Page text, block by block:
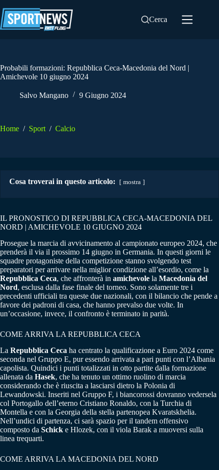
al
contenuto
Cerca
Probabili formazioni: Repubblica Ceca-Macedonia del Nord |
Amichevole 10 giugno 2024
Salvo Mangano 9 Giugno 2024
Home / Sport / Calcio
Cosa troverai in questo articolo: mostra
IL PRONOSTICO DI REPUBBLICA CECA-MACEDONIA DEL
NORD | AMICHEVOLE 10 GIUGNO 2024
Prosegue la marcia di avvicinamento al campionato europeo 2024, che
prenderà il via il prossimo 14 giugno in Germania. In questi giorni le
squadre protagoniste della competizione stanno svolgendo test
preparatori per arrivare nella miglior condizione all’esordio, come la
Repubblica Ceca, che affronterà in amichevole la Macedonia del
Nord, esclusa dalla fase finale del torneo. Sono solamente tre i
precedenti ufficiali tra queste due nazionali, con il bilancio che pende a
favore dei padroni di casa, che hanno prevalso due volte. In
un’occasione, invece, il confronto è terminato in parità.
COME ARRIVA LA REPUBBLICA CECA
La Repubblica Ceca ha centrato la qualificazione a Euro 2024 come
seconda nel Gruppo E, pur essendo arrivata a pari punti con l’Albania
capolista. Quindici i punti totalizzati in otto partite dalla formazione
allenata da Hasek, che ha tenuto un ottimo ruolino di marcia
considerando che è riuscita a lasciarsi dietro la Polonia di
Lewandowski. Inseriti nel Gruppo F, i biancorossi dovranno vedersela
col Portogallo dell’eterno Cristiano Ronaldo, con la Turchia di
Montella e con la Georgia della stella partenopea Kvaratskhelia.
Nell’undici di partenza, ci sarà spazio per il tandem offensivo
composto da Schick e Hlozek, con il viola Barak a muoversi sulla
linea trequarti.
COME ARRIVA LA MACEDONIA DEL NORD